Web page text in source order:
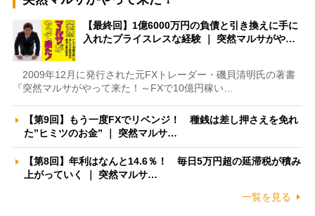
【最終回】1億6000万円の負債と引き換えに手に
入れたプライスレスな経験 ｜ 突然マルサがや…
2009年12月に発行された元FXトレーダー・磯貝清明氏の著書
『突然マルサがやって来た！～FXで10億円稼い…
【第9回】もう一度FXでリベンジ！ 種銭は差し押さえを免れ
た”ヒミツのお金” ｜ 突然マルサ…
【第8回】年利はなんと14.6％！ 毎日5万円超の延滞税が積み
上がっていく ｜ 突然マルサ…
一覧を見る